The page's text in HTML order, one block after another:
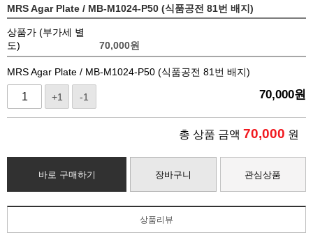
MRS Agar Plate / MB-M1024-P50 (식품공전 81번 배지)
상품가 (부가세 별
도)
70,000원
MRS Agar Plate / MB-M1024-P50 (식품공전 81번 배지)
+1 -1 70,000원
총 상품 금액 70,000 원
바로 구매하기 장바구니 관심상품
상품리뷰